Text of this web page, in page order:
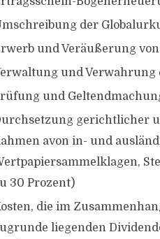
der
und Veräußerung
und Verwahrung
und
gerichtlicher
avon in- und
30 Prozent)
die im
liegenden